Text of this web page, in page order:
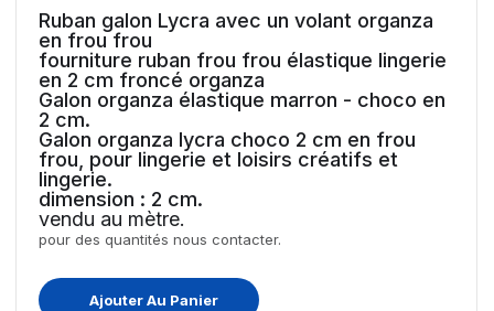
Ruban galon Lycra avec un volant organza
en frou frou
fourniture ruban frou frou élastique lingerie
en 2 cm froncé organza
Galon organza élastique marron - choco en
2 cm.
Galon organza lycra choco 2 cm en frou
frou, pour lingerie et loisirs créatifs et
lingerie.
dimension : 2 cm.
vendu au mètre.
pour des quantités nous contacter.
Ajouter Au Panier